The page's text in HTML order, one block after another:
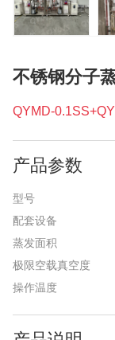
不锈钢分子
QYMD-
产品参数
型号
配套设备
蒸发面积
极限空载真空度
操作温度